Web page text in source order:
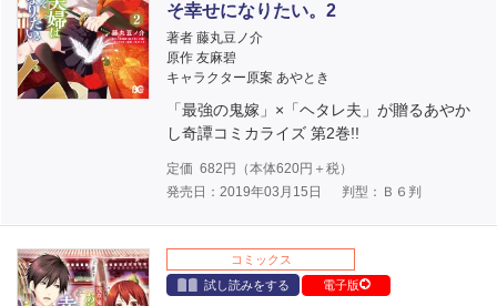
そ幸せになりたい。2
著者 藤丸豆ノ介
原作 友麻碧
キャラクター原案 あやとき
「最強の鬼嫁」×「ヘタレ夫」が贈るあやか
し奇譚コミカライズ 第2巻!!
定価 682 円（本体620円＋税）
発売日：2019年03月15日
判型：Ｂ６判
コミックス
試し読みをする
電子版